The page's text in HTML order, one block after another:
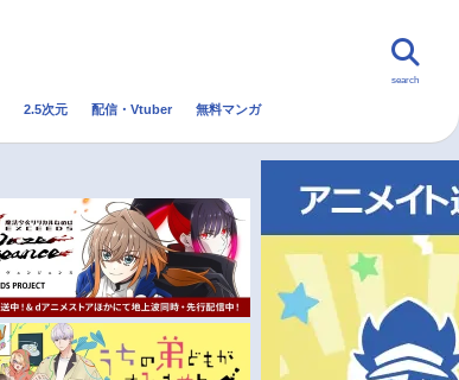
トレンド 無料マンガ
秋アニメ
冬アニメ
search
2.5次元 配信・Vtuber 無料マンガ